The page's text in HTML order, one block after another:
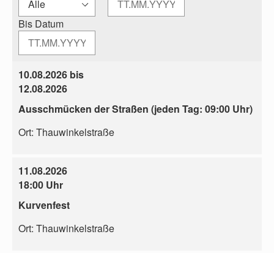
Bis Datum
10.08.2026 bis
12.08.2026
Ausschmücken der Straßen (jeden Tag: 09:00 Uhr)
Ort: Thauwinkelstraße
11.08.2026
18:00 Uhr
Kurvenfest
Ort: Thauwinkelstraße